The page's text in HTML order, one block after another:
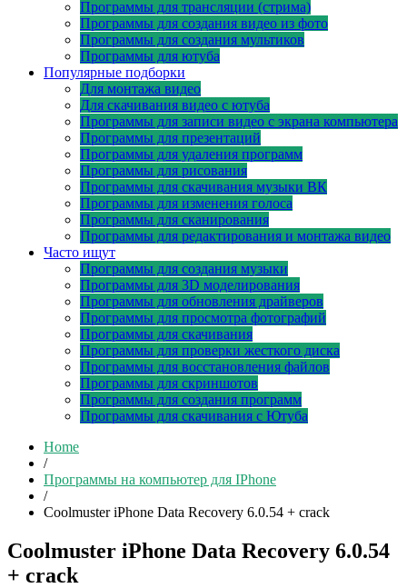
Программы для трансляции (стрима)
Программы для создания видео из фото
Программы для создания мультиков
Программы для ютуба
Популярные подборки
Для монтажа видео
Для скачивания видео с ютуба
Программы для записи видео с экрана компьютера
Программы для презентаций
Программы для удаления программ
Программы для рисования
Программы для скачивания музыки ВК
Программы для изменения голоса
Программы для сканирования
Программы для редактирования и монтажа видео
Часто ищут
Программы для создания музыки
Программы для 3D моделирования
Программы для обновления драйверов
Программы для просмотра фотографий
Программы для скачивания
Программы для проверки жесткого диска
Программы для восстановления файлов
Программы для скриншотов
Программы для создания программ
Программы для скачивания с Ютуба
Home
/
Программы на компьютер для IPhone
/
Coolmuster iPhone Data Recovery 6.0.54 + crack
Coolmuster iPhone Data Recovery 6.0.54
+ crack